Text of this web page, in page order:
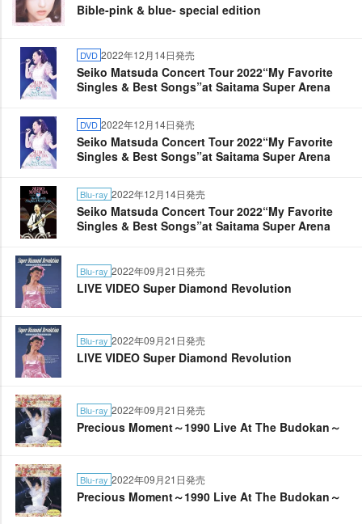
Bible-pink & blue- special edition
DVD 2022年12月14日発売
Seiko Matsuda Concert Tour 2022“My Favorite
Singles & Best Songs”at Saitama Super Arena
DVD 2022年12月14日発売
Seiko Matsuda Concert Tour 2022“My Favorite
Singles & Best Songs”at Saitama Super Arena
Blu-ray 2022年12月14日発売
Seiko Matsuda Concert Tour 2022“My Favorite
Singles & Best Songs”at Saitama Super Arena
Blu-ray 2022年09月21日発売
LIVE VIDEO Super Diamond Revolution
Blu-ray 2022年09月21日発売
LIVE VIDEO Super Diamond Revolution
Blu-ray 2022年09月21日発売
Precious Moment～1990 Live At The Budokan～
Blu-ray 2022年09月21日発売
Precious Moment～1990 Live At The Budokan～